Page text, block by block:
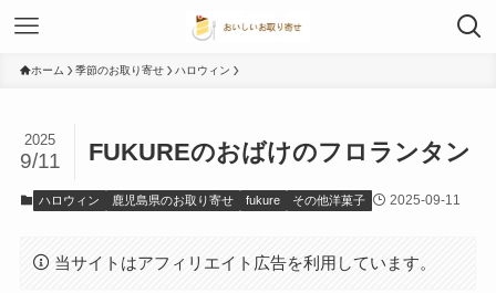
ホーム 季節のお取り寄せ ハロウィン
FUKUREのおばけのフロランタン
2025
9/11
ハロウィン 鹿児島県のお取り寄せ fukure その他洋菓子 2025-09-11
当サイトはアフィリエイト広告を利用しています。